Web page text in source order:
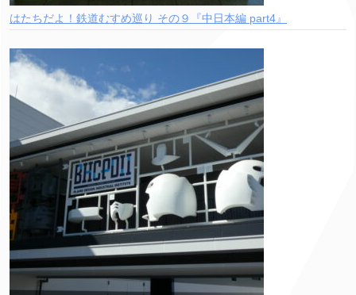
はたちだよ！鉄道むすめ巡り その９『中日本編 part4』